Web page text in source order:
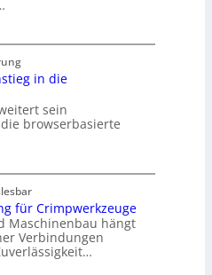
in die
sein
browserbasierte
für Crimpwerkzeuge
Maschinenbau hängt
Verbindungen